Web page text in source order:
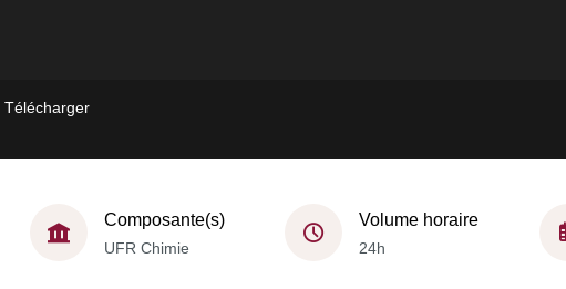
Télécharger
Composante(s)
UFR Chimie
Volume horaire
24h